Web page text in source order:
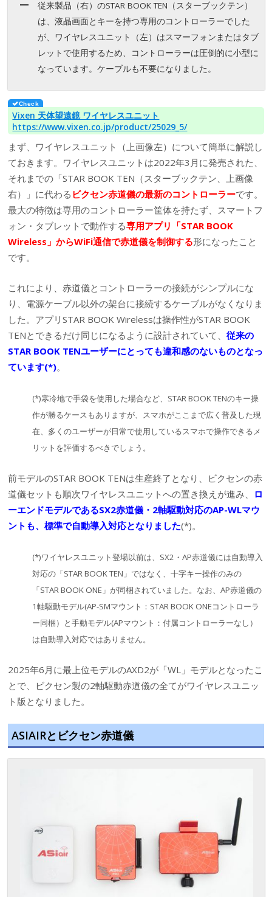
従来製品（右）のSTAR BOOK TEN（スターブックテン）
は、液晶画面とキーを持つ専用のコントローラーでした
が、ワイヤレスユニット（左）はスマーフォンまたはタブ
レットで使用するため、コントローラーは圧倒的に小型に
なっています。ケーブルも不要になりました。
Vixen 天体望遠鏡 ワイヤレスユニット
https://www.vixen.co.jp/product/25029_5/
まず、ワイヤレスユニット（上画像左）について簡単に解説し
ておきます。ワイヤレスユニットは2022年3月に発売された、
それまでの「STAR BOOK TEN（スターブックテン、上画像
右）」に代わる ビクセン赤道儀の最新のコントローラーです。
最大の特徴は専用のコントローラー筐体を持たず、スマートフ
ォン・タブレットで動作する専用アプリ「STAR BOOK
Wireless」からWiFi通信で赤道儀を制御する形になったこと
です。
これにより、赤道儀とコントローラーの接続がシンプルにな
り、電源ケーブル以外の架台に接続するケーブルがなくなりま
した。アプリSTAR BOOK Wirelessは操作性がSTAR BOOK
TENとできるだけ同じになるように設計されていて、従来の
STAR BOOK TENユーザーにとっても違和感のないものとなっ
ています(*)。
(*)寒冷地で手袋を使用した場合など、STAR BOOK TENのキー操
作が勝るケースもありますが、スマホがここまで広く普及した現
在、多くのユーザーが日常で使用しているスマホで操作できるメ
リットを評価するべきでしょう。
前モデルのSTAR BOOK TENは生産終了となり、ビクセンの赤
道儀セットも順次ワイヤレスユニットへの置き換えが進み、 ロ
ーエンドモデルであるSX2赤道儀・2軸駆動対応のAP-WLマウ
ントも、標準で自動導入対応となりました(*)。
(*)ワイヤレスユニット登場以前は、SX2・AP赤道儀には自動導入
対応の「STAR BOOK TEN」ではなく、十字キー操作のみの
「STAR BOOK ONE」が同梱されていました。なお、AP赤道儀の
1軸駆動モデル(AP-SMマウント：STAR BOOK ONEコントローラ
ー同梱）と手動モデル(APマウント：付属コントローラーなし）
は自動導入対応ではありません。
2025年6月に最上位モデルのAXD2が「WL」モデルとなったこ
とで、ビクセン製の2軸駆動赤道儀の全てがワイヤレスユニッ
ト版となりました。
ASIAIRとビクセン赤道儀